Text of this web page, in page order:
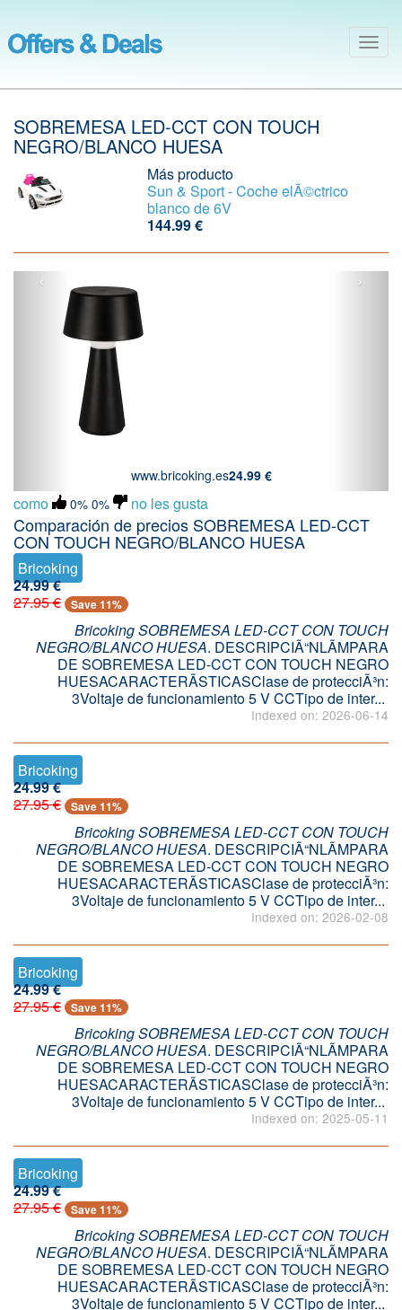
SOBREMESA LED-CCT CON TOUCH
NEGRO/BLANCO HUESA
Más producto
Sun & Sport - Coche elÃ©ctrico
blanco de 6V
144.99 €
www.bricoking.es24.99 €
‹ ›
como 0% 0% no les gusta
Comparación de precios SOBREMESA LED-CCT
CON TOUCH NEGRO/BLANCO HUESA
Bricoking
24.99 €
27.95 €
Save 11%
Bricoking SOBREMESA LED-CCT CON TOUCH
NEGRO/BLANCO HUESA. DESCRIPCIÃ“NLÃMPARA
DE SOBREMESA LED-CCT CON TOUCH NEGRO
HUESACARACTERÃSTICASClase de protecciÃ³n:
3Voltaje de funcionamiento 5 V CCTipo de inter...
Indexed on: 2026-06-14
Bricoking
24.99 €
27.95 €
Save 11%
Bricoking SOBREMESA LED-CCT CON TOUCH
NEGRO/BLANCO HUESA. DESCRIPCIÃ“NLÃMPARA
DE SOBREMESA LED-CCT CON TOUCH NEGRO
HUESACARACTERÃSTICASClase de protecciÃ³n:
3Voltaje de funcionamiento 5 V CCTipo de inter...
Indexed on: 2026-02-08
Bricoking
24.99 €
27.95 €
Save 11%
Bricoking SOBREMESA LED-CCT CON TOUCH
NEGRO/BLANCO HUESA. DESCRIPCIÃ“NLÃMPARA
DE SOBREMESA LED-CCT CON TOUCH NEGRO
HUESACARACTERÃSTICASClase de protecciÃ³n:
3Voltaje de funcionamiento 5 V CCTipo de inter...
Indexed on: 2025-05-11
Bricoking
24.99 €
27.95 €
Save 11%
Bricoking SOBREMESA LED-CCT CON TOUCH
NEGRO/BLANCO HUESA. DESCRIPCIÃ“NLÃMPARA
DE SOBREMESA LED-CCT CON TOUCH NEGRO
HUESACARACTERÃSTICASClase de protecciÃ³n:
3Voltaje de funcionamiento 5 V CCTipo de inter...